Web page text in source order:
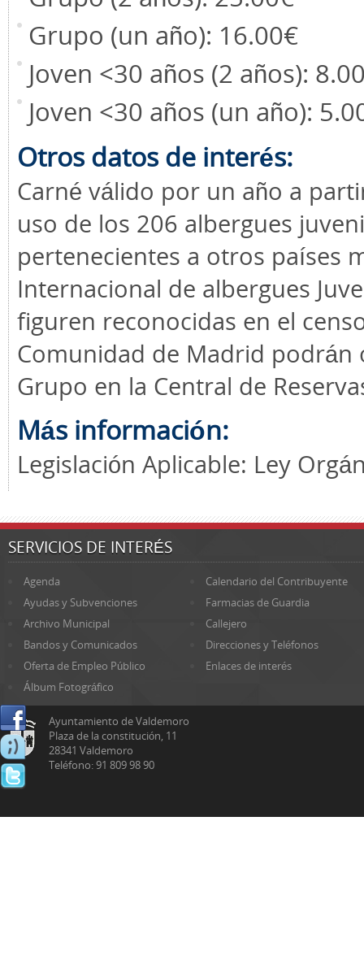
Grupo (un año): 16.00€
Joven <30 años (2 años):
Joven <30 años (un año):
Otros datos de interés:
Carné válido por un año a
uso de los 206 albergues
pertenecientes a otros países
Internacional de albergues
figuren reconocidas en el
Comunidad de Madrid
Grupo en la Central de
Más información:
Legislación Aplicable: Ley
SERVICIOS DE INTERÉS
Agenda
Calendario del Contribuyente
Ayudas y Subvenciones
Farmacias de Guardia
Archivo Municipal
Callejero
Bandos y Comunicados
Direcciones y Teléfonos
Oferta de Empleo Público
Enlaces de interés
Álbum Fotográfico
Ayuntamiento de Valdemoro
Plaza de la constitución, 11
28341 Valdemoro
Teléfono: 91 809 98 90